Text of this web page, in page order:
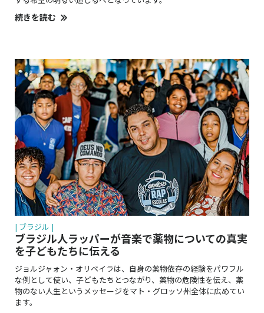
続きを読む
| ブラジル |
ブラジル人ラッパーが音楽で薬物についての真実
を子どもたちに伝える
ジョルジャォン・オリベイラは、自身の薬物依存の経験をパワフル
な例として使い、子どもたちとつながり、薬物の危険性を伝え、薬
物のない人生というメッセージをマト・グロッソ州全体に広めてい
ます。